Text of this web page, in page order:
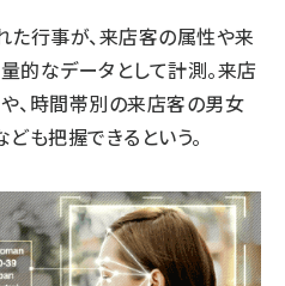
た行事が、来店客の属性や来
的なデータとして計測。来店
、時間帯別の来店客の男女
も把握できるという。